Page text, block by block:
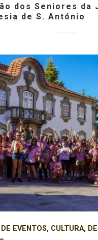
dos Seniores da
de S. António
EVENTOS, CULTURA,